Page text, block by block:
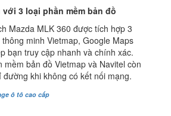
3 loại phần mềm bản đồ
Mazda MLK 360 được tích hợp 3
minh Vietmap, Google Maps
bạn truy cập nhanh và chính xác.
mềm bản đồ Vietmap và Navitel còn
khi không có kết nối mạng.
ô tô cao cấp